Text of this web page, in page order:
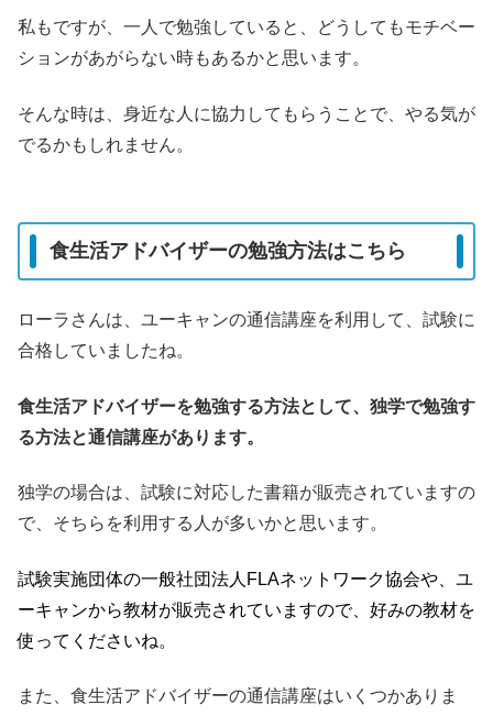
私もですが、一人で勉強していると、どうしてもモチベー
ションがあがらない時もあるかと思います。
そんな時は、身近な人に協力してもらうことで、やる気が
でるかもしれません。
食生活アドバイザーの勉強方法はこちら
ローラさんは、ユーキャンの通信講座を利用して、試験に
合格していましたね。
食生活アドバイザーを勉強する方法として、独学で勉強す
る方法と通信講座があります。
独学の場合は、試験に対応した書籍が販売されていますの
で、そちらを利用する人が多いかと思います。
試験実施団体の一般社団法人FLAネットワーク協会や、ユ
ーキャンから教材が販売されていますので、好みの教材を
使ってくださいね。
また、食生活アドバイザーの通信講座はいくつかありま